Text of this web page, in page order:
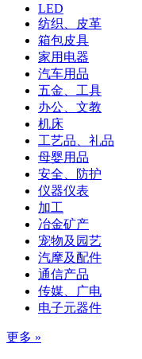
LED
纺织、皮革
箱包皮具
家用电器
汽车用品
五金、工具
办公、文教
机床
工艺品、礼品
母婴用品
安全、防护
仪器仪表
加工
冶金矿产
宠物及园艺
汽摩及配件
通信产品
传媒、广电
电子元器件
更多 »